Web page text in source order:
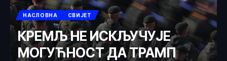
НАСЛОВНА СВИЈЕТ
КРЕМЉ НЕ ИСКЉУЧУЈЕ
МОГУЋНОСТ ДА ТРАМП